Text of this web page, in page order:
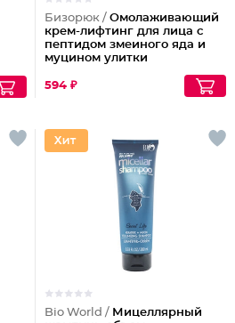
Бизорюк / Омолаживающий
крем-лифтинг для лица с
пептидом змеиного яда и
муцином улитки
594 ₽
Bio World / Мицеллярный